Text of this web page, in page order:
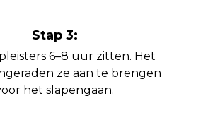
Stap 3:
6–8 uur zitten. Het
ze aan te brengen
het slapengaan.